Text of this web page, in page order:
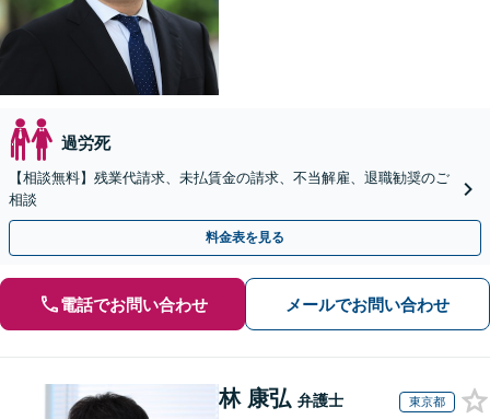
過労死
【相談無料】残業代請求、未払賃金の請求、不当解雇、退職勧奨のご
相談
料金表を見る
電話でお問い合わせ メールでお問い合わせ
林 康弘 弁護士 東京都